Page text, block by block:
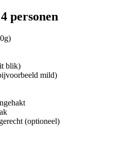
personen
blik)
mild)
(optioneel)